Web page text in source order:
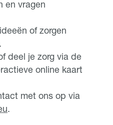
en vragen
of zorgen
deel je zorg via de
online kaart
met ons op via
.